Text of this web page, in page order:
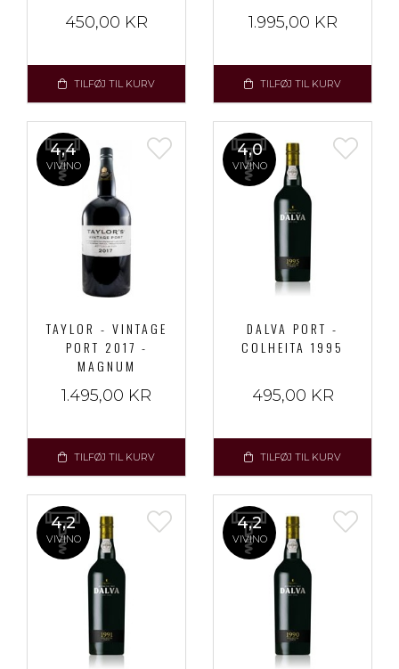
450,00 KR
TILFØJ TIL KURV
1.995,00 KR
TILFØJ TIL KURV
4,4
VIVINO
TAYLOR - VINTAGE
PORT 2017 -
MAGNUM
1.495,00 KR
TILFØJ TIL KURV
4,0
VIVINO
DALVA PORT -
COLHEITA 1995
495,00 KR
TILFØJ TIL KURV
4,2
VIVINO
4,2
VIVINO